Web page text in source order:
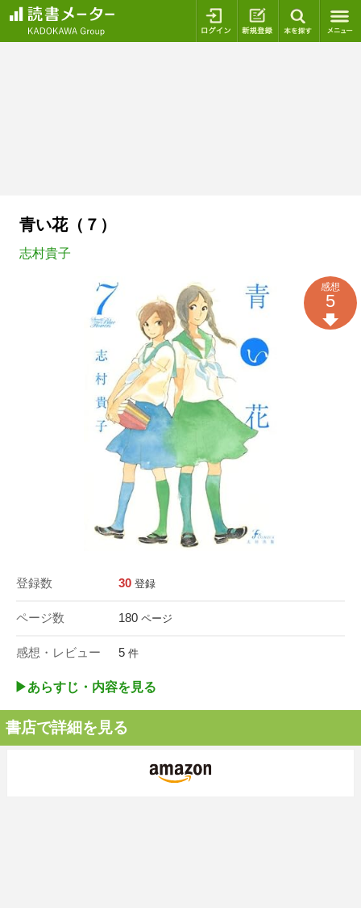
ログイン 新規登録
青い花（７）
志村貴子
登録数 30 登録
ページ数 180 ページ
感想・レビュー 5 件
感想
5
▶︎あらすじ・内容を見る
書店で詳細を見る